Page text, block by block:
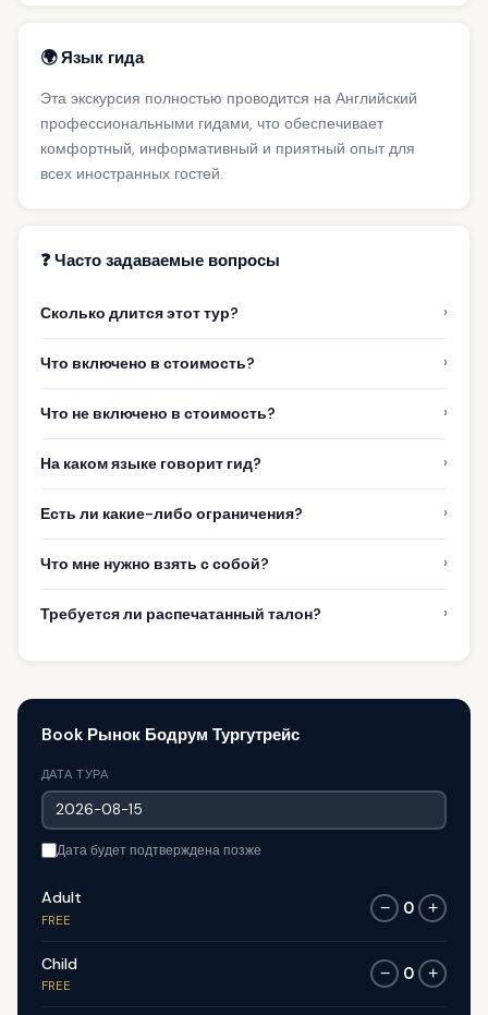
🌍 Язык гида
Эта экскурсия полностью проводится на Английский
профессиональными гидами, что обеспечивает
комфортный, информативный и приятный опыт для
всех иностранных гостей.
❓ Часто задаваемые вопросы
Сколько длится этот тур? ›
Что включено в стоимость? ›
Что не включено в стоимость? ›
На каком языке говорит гид? ›
Есть ли какие-либо ограничения? ›
Что мне нужно взять с собой? ›
Требуется ли распечатанный талон? ›
Book Рынок Бодрум Тургутрейс
ДАТА ТУРА
Дата будет подтверждена позже
Adult
FREE
− 0 +
Child
FREE
− 0 +